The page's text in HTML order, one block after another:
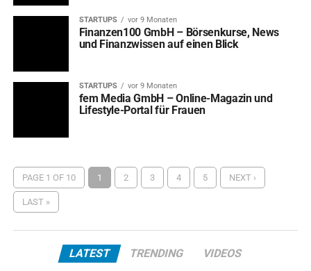
STARTUPS vor 9 Monaten
Finanzen100 GmbH – Börsenkurse, News
und Finanzwissen auf einen Blick
STARTUPS vor 9 Monaten
fem Media GmbH – Online-Magazin und
Lifestyle-Portal für Frauen
PAGE 1 OF 10 1 2 3 4 5 NEXT ›
LAST »
LATEST TRENDING VIDEOS